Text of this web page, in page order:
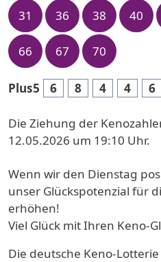
31 36 38 40
66 67 70
Plus5 6 8 4 4 6
Die Ziehung der
12.05.2026 um 19:10 Uhr.
Wenn wir den Dienstag
unser Glückspotenzial für
erhöhen!
Viel Glück mit Ihren Keno-
Die deutsche Keno-